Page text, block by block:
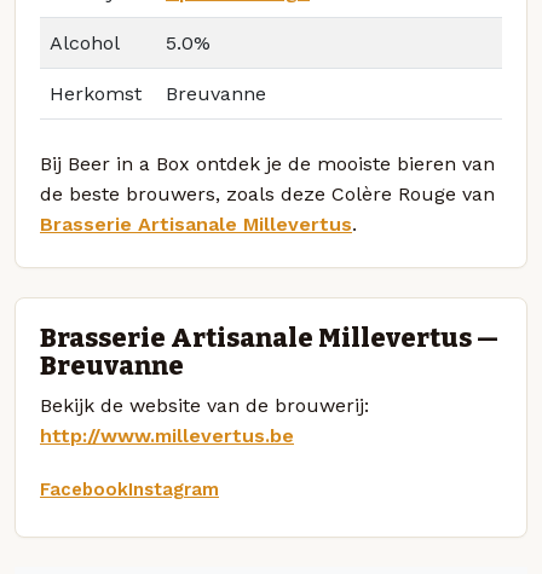
Alcohol 5.0%
Herkomst Breuvanne
Bij Beer in a Box ontdek je de mooiste bieren van
de beste brouwers, zoals deze Colère Rouge van
Brasserie Artisanale Millevertus.
Brasserie Artisanale Millevertus —
Breuvanne
Bekijk de website van de brouwerij:
http://www.millevertus.be
FacebookInstagram